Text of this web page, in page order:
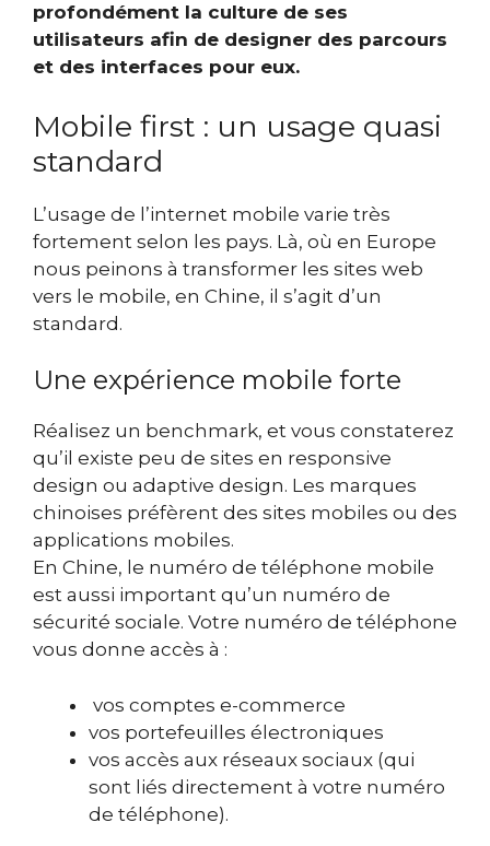
profondément la culture de ses
utilisateurs afin de designer des parcours
et des interfaces pour eux.
Mobile first : un usage quasi
standard
L’usage de l’internet mobile varie très
fortement selon les pays. Là, où en Europe
nous peinons à transformer les sites web
vers le mobile, en Chine, il s’agit d’un
standard.
Une expérience mobile forte
Réalisez un benchmark, et vous constaterez
qu’il existe peu de sites en responsive
design ou adaptive design. Les marques
chinoises préfèrent des sites mobiles ou des
applications mobiles.
En Chine, le numéro de téléphone mobile
est aussi important qu’un numéro de
sécurité sociale. Votre numéro de téléphone
vous donne accès à :
vos comptes e-commerce
vos portefeuilles électroniques
vos accès aux réseaux sociaux (qui
sont liés directement à votre numéro
de téléphone).